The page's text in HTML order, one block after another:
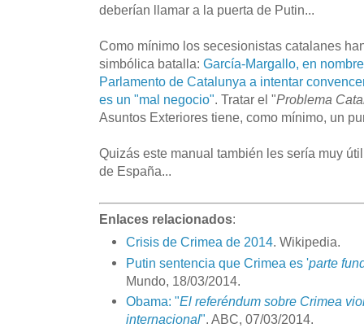
deberían llamar a la puerta de Putin...
Como mínimo los secesionistas catalanes
simbólica batalla: García-Margallo, en
Parlamento de Catalunya a intentar
es un "mal negocio". Tratar el "Problema
Asuntos Exteriores tiene, como mínimo, un
Quizás este manual también les sería muy
de España...
Enlaces relacionados:
Crisis de Crimea de 2014. Wikipedia.
Putin sentencia que Crimea es 'parte
Mundo, 18/03/2014.
Obama: "El referéndum sobre Crimea
internacional". ABC, 07/03/2014.